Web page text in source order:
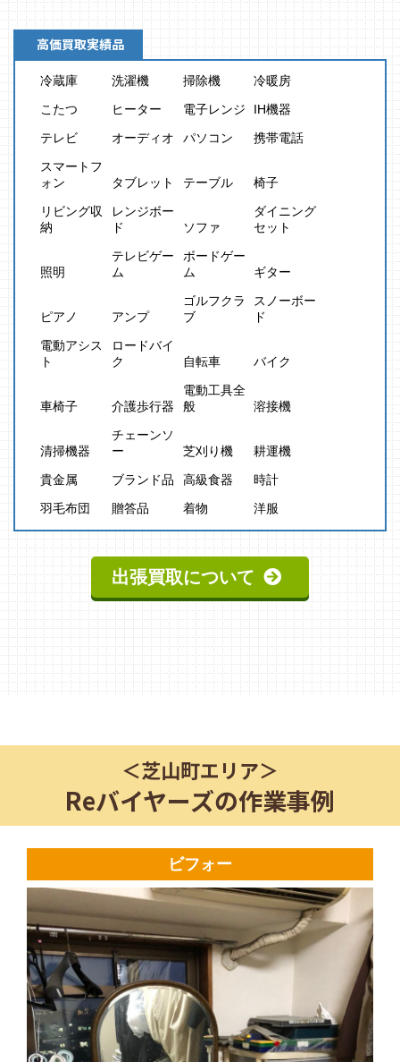
高価買取実績品
冷蔵庫 洗濯機 掃除機
冷暖房
こたつ
ヒーター 電子レンジ
IH機器
テレビ
オーディオ パソコン
携帯電話
スマートフ
ォン
タブレット テーブル
椅子
リビング収
納
レンジボー
ド
ソファ
ダイニング
セット
照明
テレビゲー
ム
ボードゲー
ム
ギター
ピアノ アンプ
ゴルフクラ
ブ
スノーボー
ド
電動アシス
ト
ロードバイ
ク
自転車 バイク
車椅子 介護歩行器
電動工具全
般
溶接機
清掃機器
チェーンソ
ー
芝刈り機
耕運機
貴金属
ブランド品 高級食器
時計
羽毛布団
贈答品 着物 洋服
出張買取について
＜芝山町エリア＞
Reバイヤーズの作業事例
ビフォー